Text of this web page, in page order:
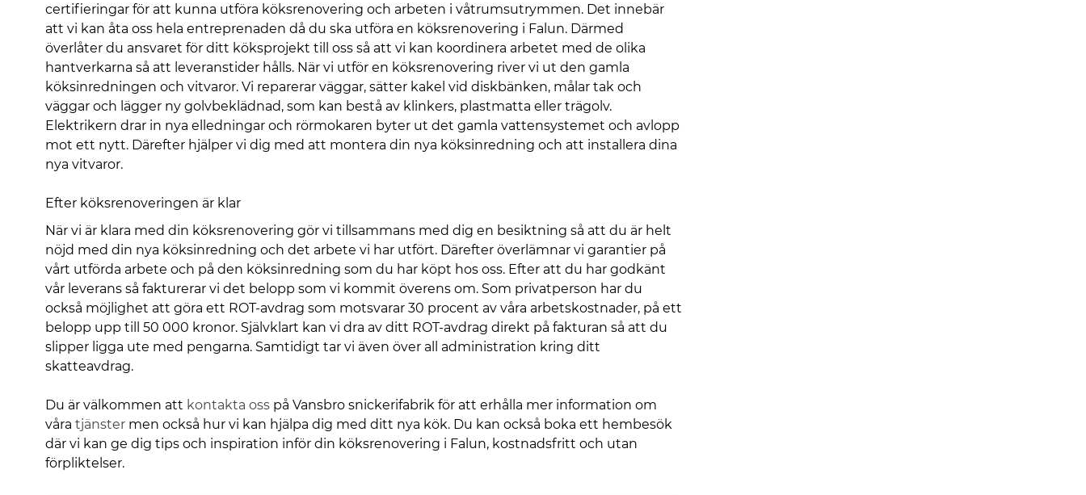
certifieringar för att kunna utföra köksrenovering och arbeten i våtrumsutrymmen. Det innebär
att vi kan åta oss hela entreprenaden då du ska utföra en köksrenovering i Falun. Därmed
överlåter du ansvaret för ditt köksprojekt till oss så att vi kan koordinera arbetet med de olika
hantverkarna så att leveranstider hålls. När vi utför en köksrenovering river vi ut den gamla
köksinredningen och vitvaror. Vi reparerar väggar, sätter kakel vid diskbänken, målar tak och
väggar och lägger ny golvbeklädnad, som kan bestå av klinkers, plastmatta eller trägolv.
Elektrikern drar in nya elledningar och rörmokaren byter ut det gamla vattensystemet och avlopp
mot ett nytt. Därefter hjälper vi dig med att montera din nya köksinredning och att installera dina
nya vitvaror.
Efter köksrenoveringen är klar
När vi är klara med din köksrenovering gör vi tillsammans med dig en besiktning så att du är helt
nöjd med din nya köksinredning och det arbete vi har utfört. Därefter överlämnar vi garantier på
vårt utförda arbete och på den köksinredning som du har köpt hos oss. Efter att du har godkänt
vår leverans så fakturerar vi det belopp som vi kommit överens om. Som privatperson har du
också möjlighet att göra ett ROT-avdrag som motsvarar 30 procent av våra arbetskostnader, på ett
belopp upp till 50 000 kronor. Självklart kan vi dra av ditt ROT-avdrag direkt på fakturan så att du
slipper ligga ute med pengarna. Samtidigt tar vi även över all administration kring ditt
skatteavdrag.
Du är välkommen att kontakta oss på Vansbro snickerifabrik för att erhålla mer information om
våra tjänster men också hur vi kan hjälpa dig med ditt nya kök. Du kan också boka ett hembesök
där vi kan ge dig tips och inspiration inför din köksrenovering i Falun, kostnadsfritt och utan
förpliktelser.